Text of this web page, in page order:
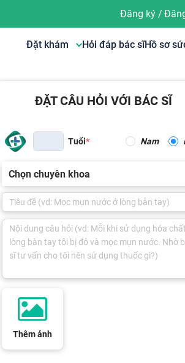
Đăng ký/
Đặt khám Hỏi đáp bác sĩHồ sơ
ĐẶT CÂU HỎI VỚI BÁC SĨ
Tuổi Nam
Chọn chuyên khoa
Thêm ảnh